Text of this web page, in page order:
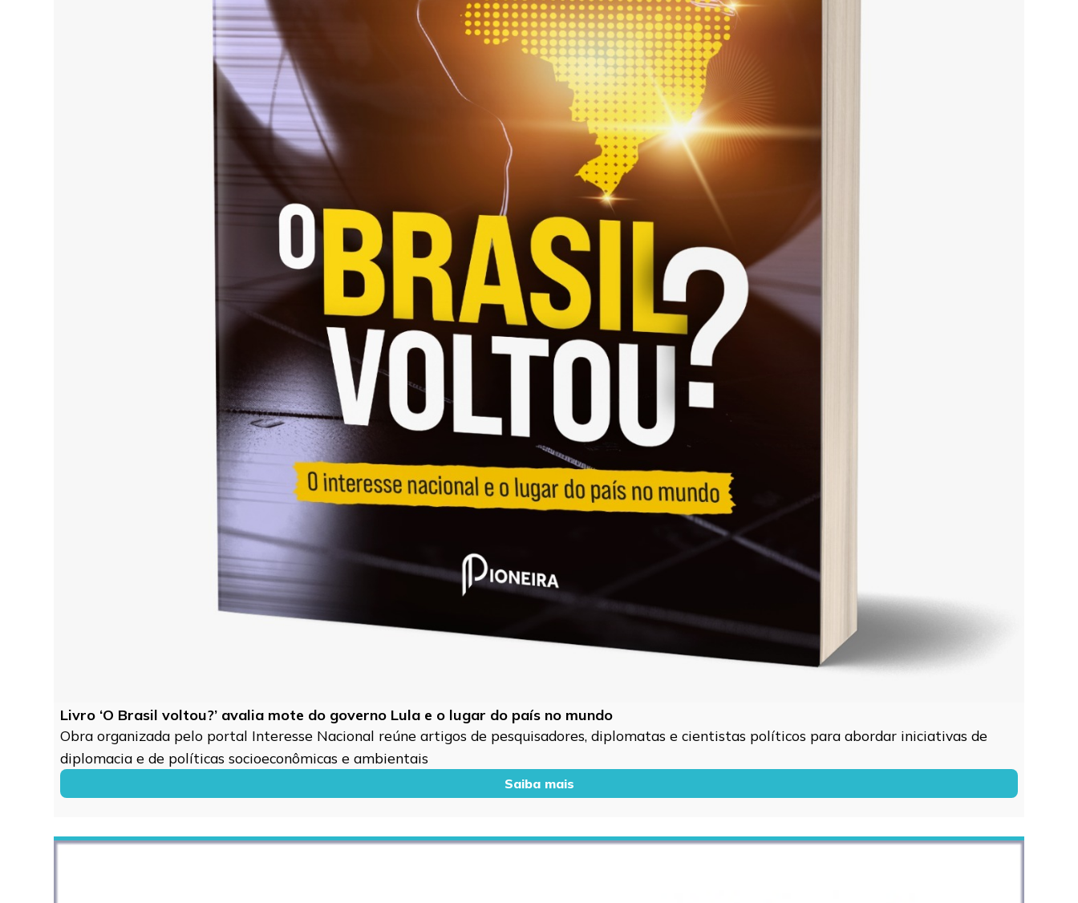
Livro ‘O Brasil voltou?’ avalia mote do governo Lula e o lugar do país no mundo
Obra organizada pelo portal Interesse Nacional reúne artigos de pesquisadores, diplomatas e cientistas políticos para abordar iniciativas de
diplomacia e de políticas socioeconômicas e ambientais
Saiba mais